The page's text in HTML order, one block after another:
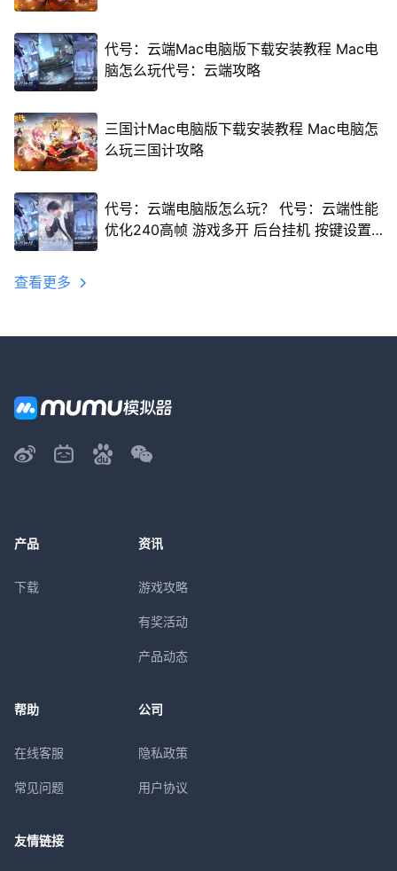
代号：云端Mac电脑版下载安装教程 Mac电
脑怎么玩代号：云端攻略
三国计Mac电脑版下载安装教程 Mac电脑怎
么玩三国计攻略
代号：云端电脑版怎么玩？ 代号：云端性能
优化240高帧 游戏多开 后台挂机 按键设置
查看更多
产品
下载
资讯
游戏攻略
有奖活动
产品动态
帮助
在线客服
常见问题
公司
隐私政策
用户协议
友情链接